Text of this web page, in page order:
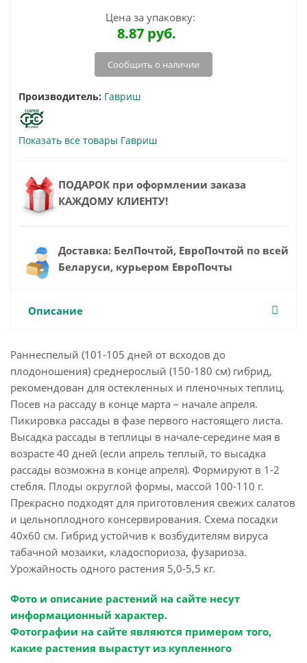
Цена за упаковку:
8.87 руб.
Сообщить о наличии
Производитель: Гавриш
Показать все товары Гавриш
ПОДАРОК при оформлении заказа
КАЖДОМУ КЛИЕНТУ!
Доставка: БелПочтой, ЕвроПочтой по всей
Беларуси, курьером ЕвроПочты
Описание
Раннеспелый (101-105 дней от всходов до
плодоношения) среднерослый (150-180 см) гибрид,
рекомендован для остекленных и пленочных теплиц.
Посев на рассаду в конце марта – начале апреля.
Пикировка рассады в фазе первого настоящего листа.
Высадка рассады в теплицы в начале-середине мая в
возрасте 40 дней (если апрель теплый, то высадка
рассады возможна в конце апреля). Формируют в 1-2
стебля. Плоды округлой формы, массой 100-110 г.
Прекрасно подходят для приготовления свежих салатов
и цельноплодного консервирования. Схема посадки
40х60 см. Гибрид устойчив к возбудителям вируса
табачной мозаики, кладоспориоза, фузариоза.
Урожайность одного растения 5,0-5,5 кг.
Фото и описание растений на сайте несут
информационный характер.
Фотографии на сайте являются примером того,
какие растения вырастут из купленного